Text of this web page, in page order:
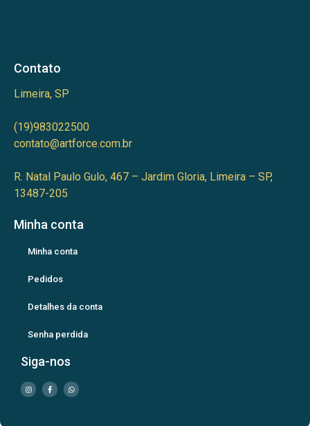
Contato
Limeira, SP
(19)983022500
contato@artforce.com.br
R. Natal Paulo Gulo, 467 – Jardim Gloria, Limeira – SP,
13487-205
Minha conta
Minha conta
Pedidos
Detalhes da conta
Senha perdida
Siga-nos